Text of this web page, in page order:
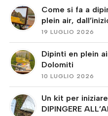
Come si fa a
plein air,
19 LUGLIO 2026
Dipinti en plein
Dolomiti
10 LUGLIO 2026
Un kit per
DIPINGERE